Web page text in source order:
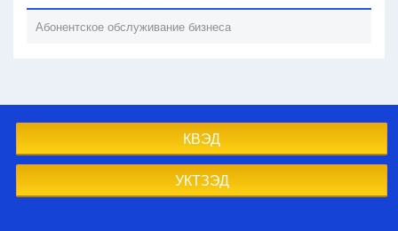
Абонентское обслуживание бизнеса
КВЭД
УКТЗЭД